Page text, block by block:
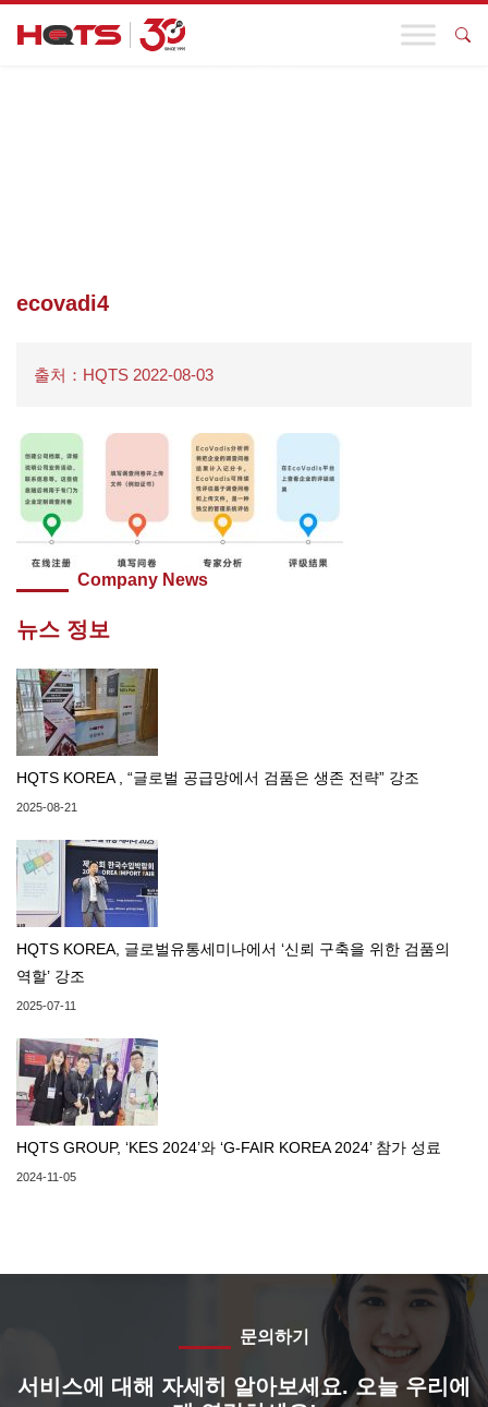
ecovadi4
출처：HQTS 2022-08-03
Company News
뉴스 정보
HQTS KOREA , “글로벌 공급망에서 검품은 생존 전략” 강조
2025-08-21
HQTS KOREA, 글로벌유통세미나에서 ‘신뢰 구축을 위한 검품의
역할’ 강조
2025-07-11
HQTS GROUP, ‘KES 2024’와 ‘G-FAIR KOREA 2024’ 참가 성료
2024-11-05
문의하기
서비스에 대해 자세히 알아보세요. 오늘 우리에